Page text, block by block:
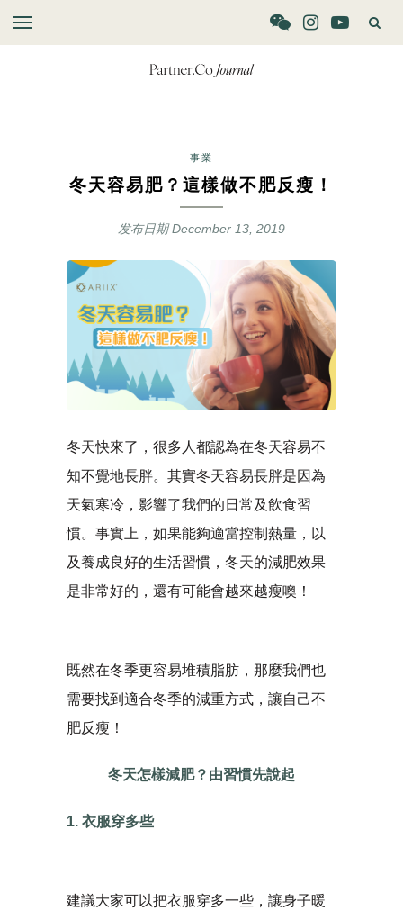
事業
冬天容易肥？這樣做不肥反瘦！
发布日期December 13, 2019
冬天快來了，很多人都認為在冬天容易不
知不覺地長胖。其實冬天容易長胖是因為
天氣寒冷，影響了我們的日常及飲食習
慣。事實上，如果能夠適當控制熱量，以
及養成良好的生活習慣，冬天的減肥效果
是非常好的，還有可能會越來越瘦噢！
既然在冬季更容易堆積脂肪，那麼我們也
需要找到適合冬季的減重方式，讓自己不
肥反瘦！
冬天怎樣減肥？由習慣先說起
1. 衣服穿多些
建議大家可​​以把衣服穿多一些，讓身子暖